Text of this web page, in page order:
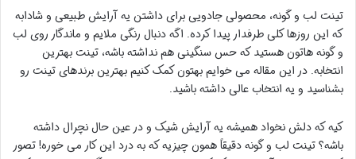
تینت لب و گونه، محصولی جادویی برای داشتن یه آرایش طبیعی و شادابه
که این روزها کلی طرفدار پیدا کرده. اگه دنبال رنگی ملایم و ماندگار روی لب
و گونه هاتون هستید که حس سنگینی هم نداشته باشه، تینت بهترین
انتخابه. در این مقاله می خوایم بهتون کمک کنیم بهترین برندهای تینت رو
بشناسید و یه انتخاب عالی داشته باشید.
کیه که دلش نخواد همیشه یه آرایش شیک و در عین حال نچرال داشته
باشه؟ تینت لب و گونه دقیقاً همون چیزیه که به درد این کار می خوره! تصور